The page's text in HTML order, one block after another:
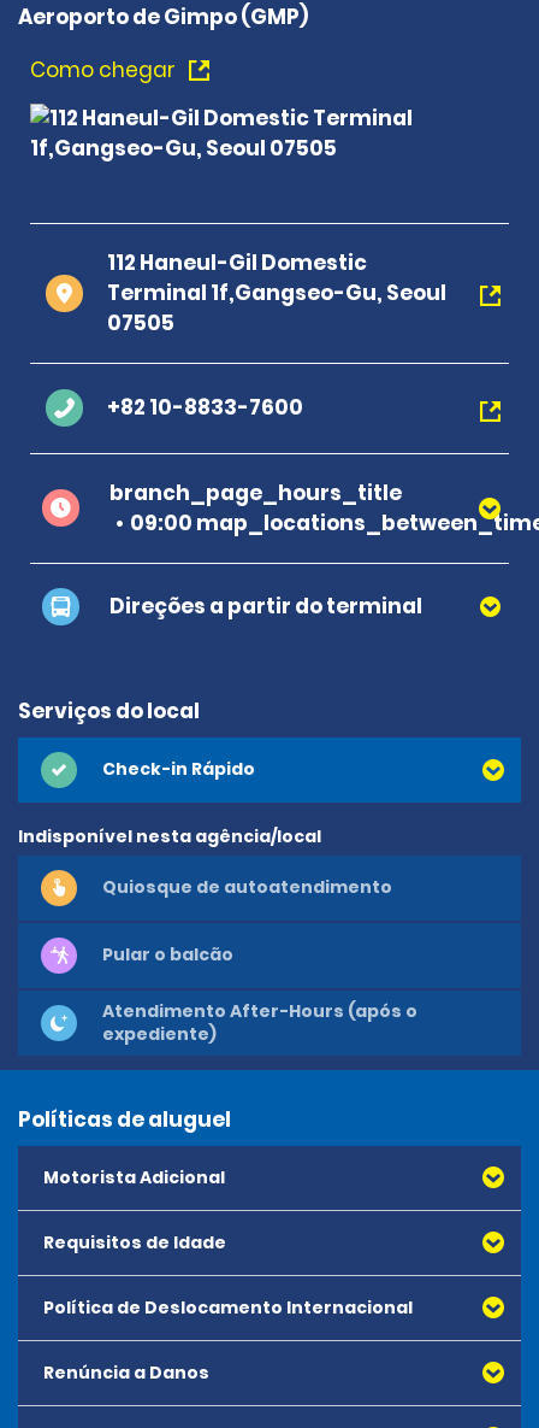
Aeroporto de Gimpo (GMP)
Como chegar
112 Haneul-Gil Domestic
Terminal 1f,Gangseo-Gu, Seoul
07505
+82 10-8833-7600
branch_page_hours_title
09:00
Direções a partir do terminal
Serviços do local
Check-in Rápido
Indisponível nesta agência/local
Quiosque de autoatendimento
Pular o balcão
Atendimento After-Hours (após o
expediente)
Políticas de aluguel
Motorista Adicional
Requisitos de Idade
Política de Deslocamento Internacional
Renúncia a Danos